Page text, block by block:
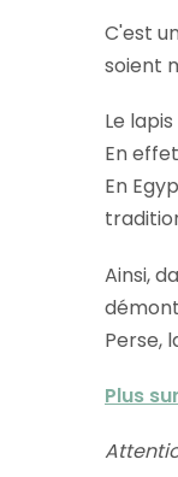
C'est
soient
Le
En
En
Ainsi,
Perse,
Plus